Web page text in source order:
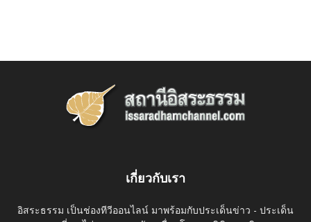
เกี่ยวกับเรา
อิสระธรรม เป็นช่องทีวีออนไลน์ มาพร้อมกับประเด็นข่าว - ประเด็น